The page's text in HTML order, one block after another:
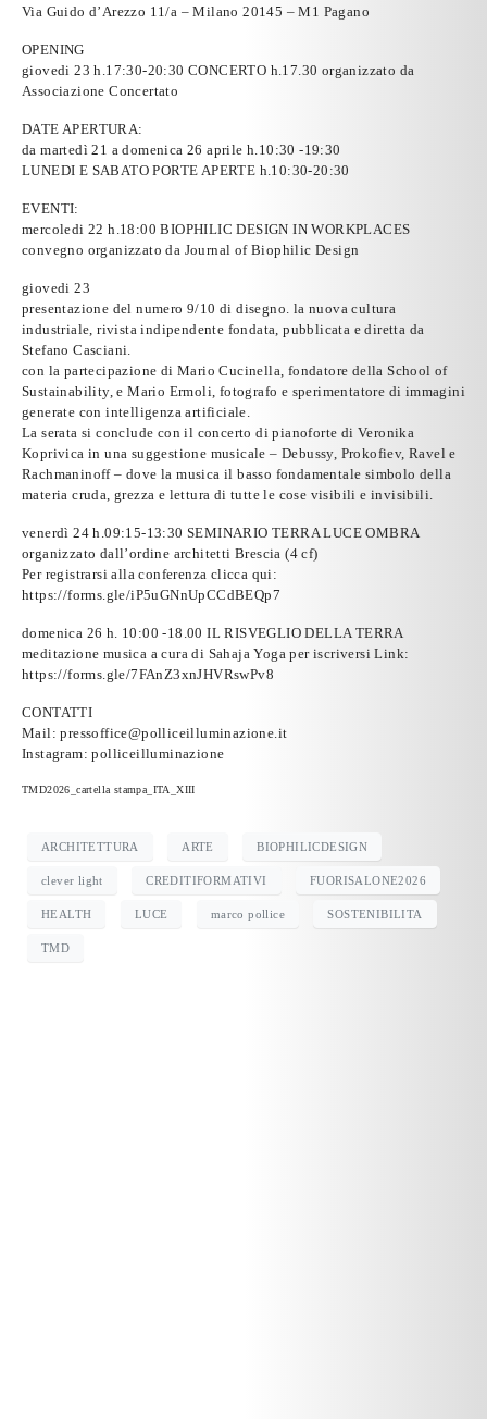
Via Guido d’Arezzo 11/a – Milano 20145 – M1 Pagano
OPENING
giovedi 23 h.17:30-20:30 CONCERTO h.17.30 organizzato da
Associazione Concertato
DATE APERTURA:
da martedì 21 a domenica 26 aprile h.10:30 -19:30
LUNEDI E SABATO PORTE APERTE h.10:30-20:30
EVENTI:
mercoledi 22 h.18:00 BIOPHILIC DESIGN IN WORKPLACES
convegno organizzato da Journal of Biophilic Design
giovedi 23
presentazione del numero 9/10 didisegno. la nuova cultura
industriale, rivista indipendente fondata, pubblicata e diretta da
Stefano Casciani.
con la partecipazione di Mario Cucinella, fondatore della School of
Sustainability, eMario Ermoli, fotografo e sperimentatore di immagini
generate con intelligenza artificiale.
La serata si conclude con il concerto di pianoforte di Veronika
Koprivicain una suggestione musicale – Debussy, Prokofiev, Ravel e
Rachmaninoff – dove la musica il basso fondamentale simbolo della
materia cruda, grezza e lettura di tutte le cose visibili e invisibili.
venerdì 24 h.09:15-13:30 SEMINARIO TERRA LUCE OMBRA
organizzato dall’ordine architetti Brescia (4 cf)
Per registrarsi alla conferenza clicca qui:
https://forms.gle/iP5uGNnUpCCdBEQp7
domenica 26 h. 10:00 -18.00 IL RISVEGLIO DELLA TERRA
meditazione musica a cura di Sahaja Yoga per iscriversi Link:
https://forms.gle/7FAnZ3xnJHVRswPv8
CONTATTI
Mail:pressoffice@polliceilluminazione.it
Instagram: polliceilluminazione
TMD2026_cartella stampa_ITA_XIII
ARCHITETTURA ARTE BIOPHILICDESIGN
clever light CREDITIFORMATIVI FUORISALONE2026
HEALTH LUCE marco pollice SOSTENIBILITA
TMD